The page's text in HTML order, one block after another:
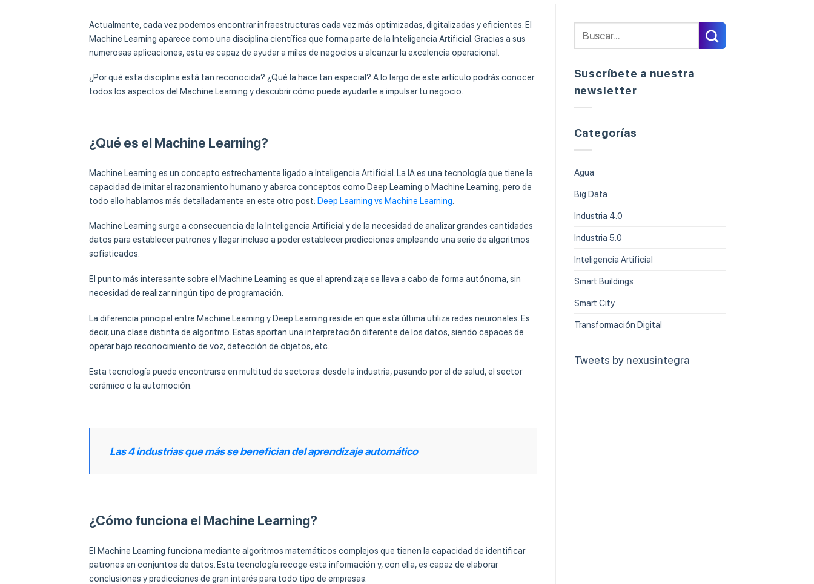
Actualmente, cada vez podemos encontrar infraestructuras cada vez más optimizadas, digitalizadas y eficientes. El
Machine Learning aparece como una disciplina científica que forma parte de la Inteligencia Artificial. Gracias a sus
numerosas aplicaciones, esta es capaz de ayudar a miles de negocios a alcanzar la excelencia operacional.
¿Por qué esta disciplina está tan reconocida? ¿Qué la hace tan especial? A lo largo de este artículo podrás conocer
todos los aspectos del Machine Learning y descubrir cómo puede ayudarte a impulsar tu negocio.
¿Qué es el Machine Learning?
Machine Learning es un concepto estrechamente ligado a Inteligencia Artificial. La IA es una tecnología que tiene la
capacidad de imitar el razonamiento humano y abarca conceptos como Deep Learning o Machine Learning; pero de
todo ello hablamos más detalladamente en este otro post: Deep Learning vs Machine Learning
Machine Learning surge a consecuencia de la Inteligencia Artificial y de la necesidad de analizar grandes cantidades
datos para establecer patrones y llegar incluso a poder establecer predicciones empleando una serie de algoritmos
sofisticados.
El punto más interesante sobre el Machine Learning es que el aprendizaje se lleva a cabo de forma autónoma, sin
necesidad de realizar ningún tipo de programación.
La diferencia principal entre Machine Learning y Deep Learning reside en que esta última utiliza redes neuronales. Es
decir, una clase distinta de algoritmo. Estas aportan una interpretación diferente de los datos, siendo capaces de
operar bajo reconocimiento de voz, detección de objetos, etc.
Esta tecnología puede encontrarse en multitud de sectores: desde la industria, pasando por el de salud, el sector
cerámico o la automoción.
Las 4 industrias que más se benefician del aprendizaje automático
¿Cómo funciona el Machine Learning?
El Machine Learning funciona mediante algoritmos matemáticos complejos que tienen la capacidad de identificar
patrones en conjuntos de datos. Esta tecnología recoge esta información y, con ella, es capaz de elaborar
conclusiones y predicciones de gran interés para todo tipo de empresas.
Suscríbete a nuestra
newsletter
Categorías
Agua
Big Data
Industria 4.0
Industria 5.0
Inteligencia Artificial
Smart Buildings
Smart City
Transformación Digital
Tweets by nexusintegra